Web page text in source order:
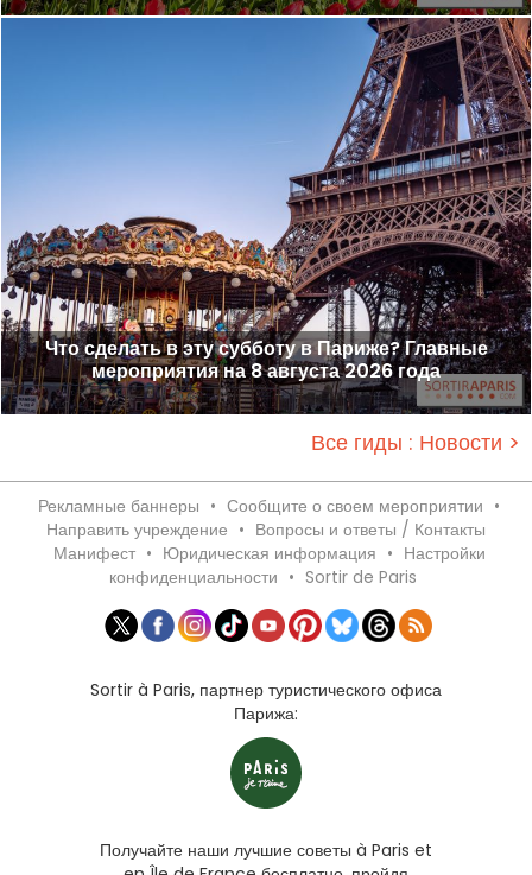
Что сделать в эту субботу в Париже? Главные
мероприятия на 8 августа 2026 года
Все гиды : Новости >
Рекламные баннеры • Сообщите о своем мероприятии •
Направить учреждение • Вопросы и ответы / Контакты
Манифест • Юридическая информация • Настройки
конфиденциальности • Sortir de Paris
Sortir à Paris, партнер туристического офиса
Парижа:
Получайте наши лучшие советы à Paris et